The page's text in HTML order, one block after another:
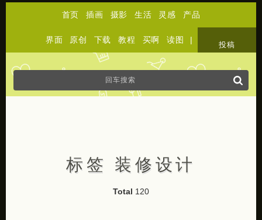
首页 插画 摄影 生活 灵感 产品
界面 原创 下载 教程 买啊 读图 |
投稿
标签 装修设计
Total 120